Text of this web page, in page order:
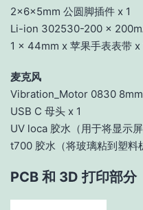
2x6x5mm 公圆脚插件 x 1
Li-ion 302530-200 x
1 x 44mm x 苹果手表表带 x
麦克风
Vibration_Motor 0830
USB C 母头 x 1
UV loca 胶水（用于将显示
t700 胶水（将玻璃粘到塑料
PCB 和 3D 打印部分